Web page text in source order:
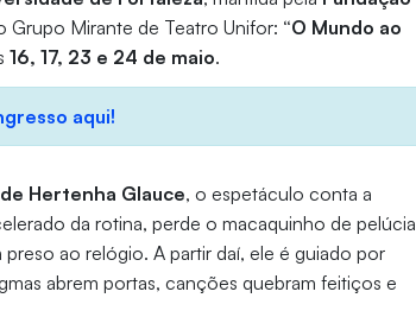
Mirante de Teatro Unifor: “O Mundo ao
16, 17, 23 e 24 de maio.
aqui!
Hertenha Glauce, o espetáculo conta a
da rotina, perde o macaquinho de pelúcia
ao relógio. A partir daí, ele é guiado por
abrem portas, canções quebram feitiços e